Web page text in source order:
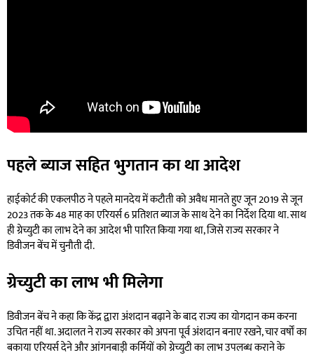
पहले ब्याज सहित भुगतान का था आदेश
हाईकोर्ट की एकलपीठ ने पहले मानदेय में कटौती को अवैध मानते हुए जून 2019 से जून
2023 तक के 48 माह का एरियर्स 6 प्रतिशत ब्याज के साथ देने का निर्देश दिया था. साथ
ही ग्रेच्युटी का लाभ देने का आदेश भी पारित किया गया था, जिसे राज्य सरकार ने
डिवीजन बेंच में चुनौती दी.
ग्रेच्युटी का लाभ भी मिलेगा
डिवीजन बेंच ने कहा कि केंद्र द्वारा अंशदान बढ़ाने के बाद राज्य का योगदान कम करना
उचित नहीं था. अदालत ने राज्य सरकार को अपना पूर्व अंशदान बनाए रखने, चार वर्षों का
बकाया एरियर्स देने और आंगनबाड़ी कर्मियों को ग्रेच्युटी का लाभ उपलब्ध कराने के